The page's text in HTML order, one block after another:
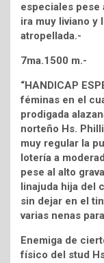
especiales pese
ira muy liviano y
atropellada.-
7ma.1500 m.-
“HANDICAP
féminas en el
prodigada
norteño Hs.
muy regular la
lotería a
pese al alto
linajuda hija del
sin dejar en el
varias nenas
Enemiga de
físico del stud